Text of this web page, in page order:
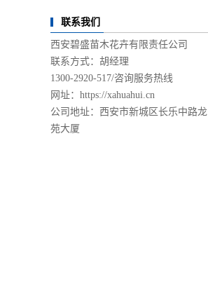
联系我们
西安碧盛苗木花卉有限责任公司
联系方式：胡经理
1300-2920-517/咨询服务热线
网址：https://xahuahui.cn
公司地址：西安市新城区长乐中路龙
苑大厦